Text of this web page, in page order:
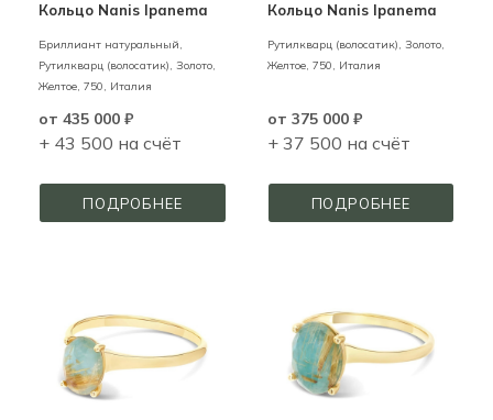
Кольцо Nanis Ipanema
Бриллиант натуральный,
Рутилкварц (волосатик), Золото,
Желтое, 750, Италия
от 435 000 ₽
+ 43 500 на счёт
ПОДРОБНЕЕ
Кольцо Nanis Ipanema
Рутилкварц (волосатик), Золото,
Желтое, 750, Италия
от 375 000 ₽
+ 37 500 на счёт
ПОДРОБНЕЕ